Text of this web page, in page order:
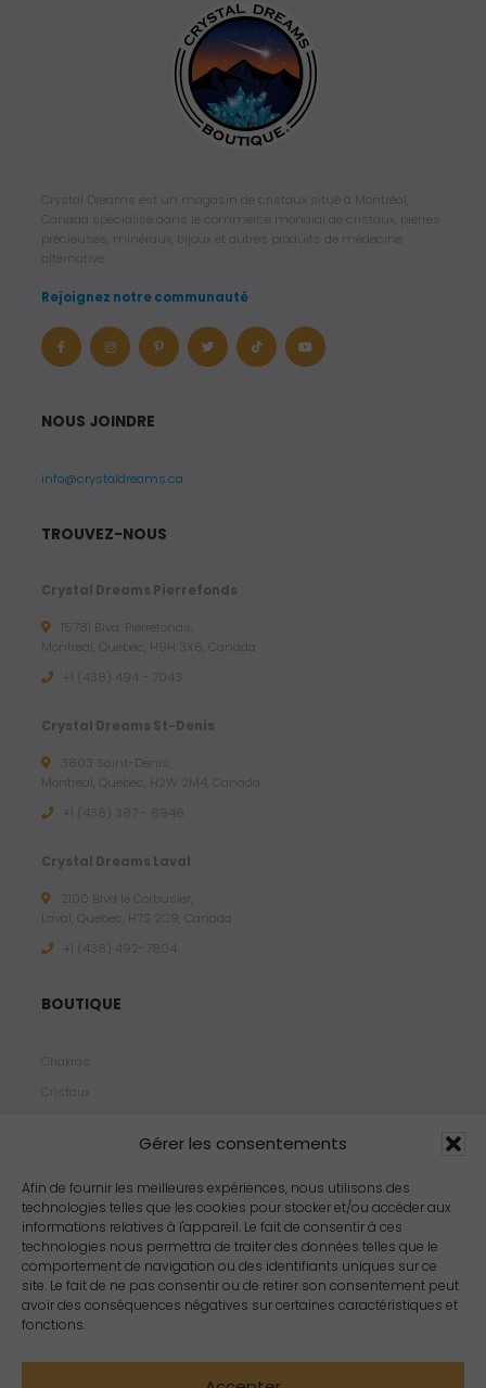
Gérer les consentements
Afin de fournir les meilleures expériences, nous utilisons des
technologies telles que les cookies pour stocker et/ou accéder aux
informations relatives à l'appareil. Le fait de consentir à ces
technologies nous permettra de traiter des données telles que le
comportement de navigation ou des identifiants uniques sur ce
site. Le fait de ne pas consentir ou de retirer son consentement peut
avoir des conséquences négatives sur certaines caractéristiques et
fonctions.
Crystal Dreams est un magasin de cristaux situé à Montréal,
Canada spécialisé dans le commerce mondial de cristaux, pierres
précieuses, minéraux, bijoux et autres produits de médecine
alternative.
Rejoignez notre communauté
NOUS JOINDRE
info@crystaldreams.ca
TROUVEZ-NOUS
Crystal Dreams Pierrefonds
15781 Blvd. Pierrefonds,
Montreal, Quebec, H9H 3X6, Canada
+1 (438) 494 - 7043
Crystal Dreams St-Denis
3803 Saint-Denis,
Montreal, Quebec, H2W 2M4, Canada
+1 (438) 387 - 6946
Crystal Dreams Laval
2100 Blvd le Corbusier,
Laval, Quebec, H7S 2C9, Canada
+1 ‪(438) 492-7804‬
BOUTIQUE
Chakras
Cristaux
Propriétés
Arômes
Zodiacs